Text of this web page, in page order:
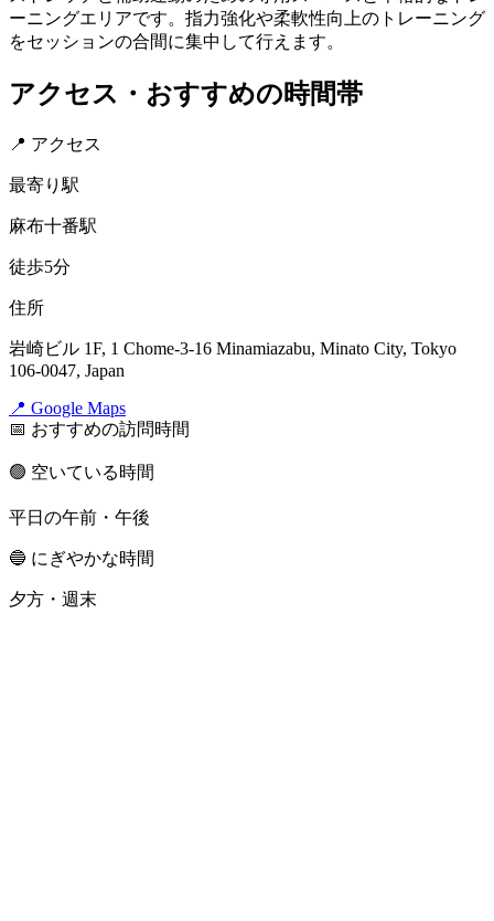
ーニングエリアです。指力強化や柔軟性向上のトレーニング
をセッションの合間に集中して行えます。
アクセス・おすすめの時間帯
📍 アクセス
最寄り駅
麻布十番駅
徒歩5分
住所
岩崎ビル 1F, 1 Chome-3-16 Minamiazabu, Minato City, Tokyo
106-0047, Japan
📍 Google Maps
📅 おすすめの訪問時間
🟢 空いている時間
平日の午前・午後
🔵 にぎやかな時間
夕方・週末